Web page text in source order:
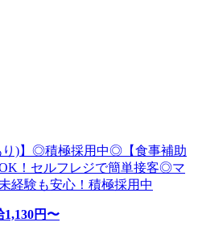
り)】◎積極採用中◎【食事補助
！セルフレジで簡単接客◎マ
経験も安心！積極採用中
1,130円〜